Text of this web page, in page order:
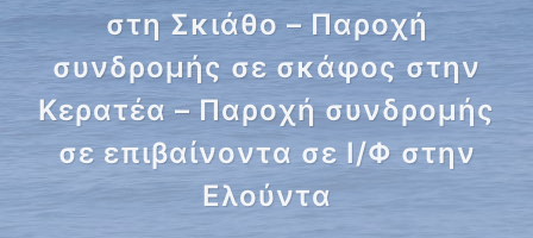
στη Σκιάθο – Παροχή
συνδρομής σε σκάφος στην
Κερατέα – Παροχή συνδρομής
σε επιβαίνοντα σε Ι/Φ στην
Ελούντα